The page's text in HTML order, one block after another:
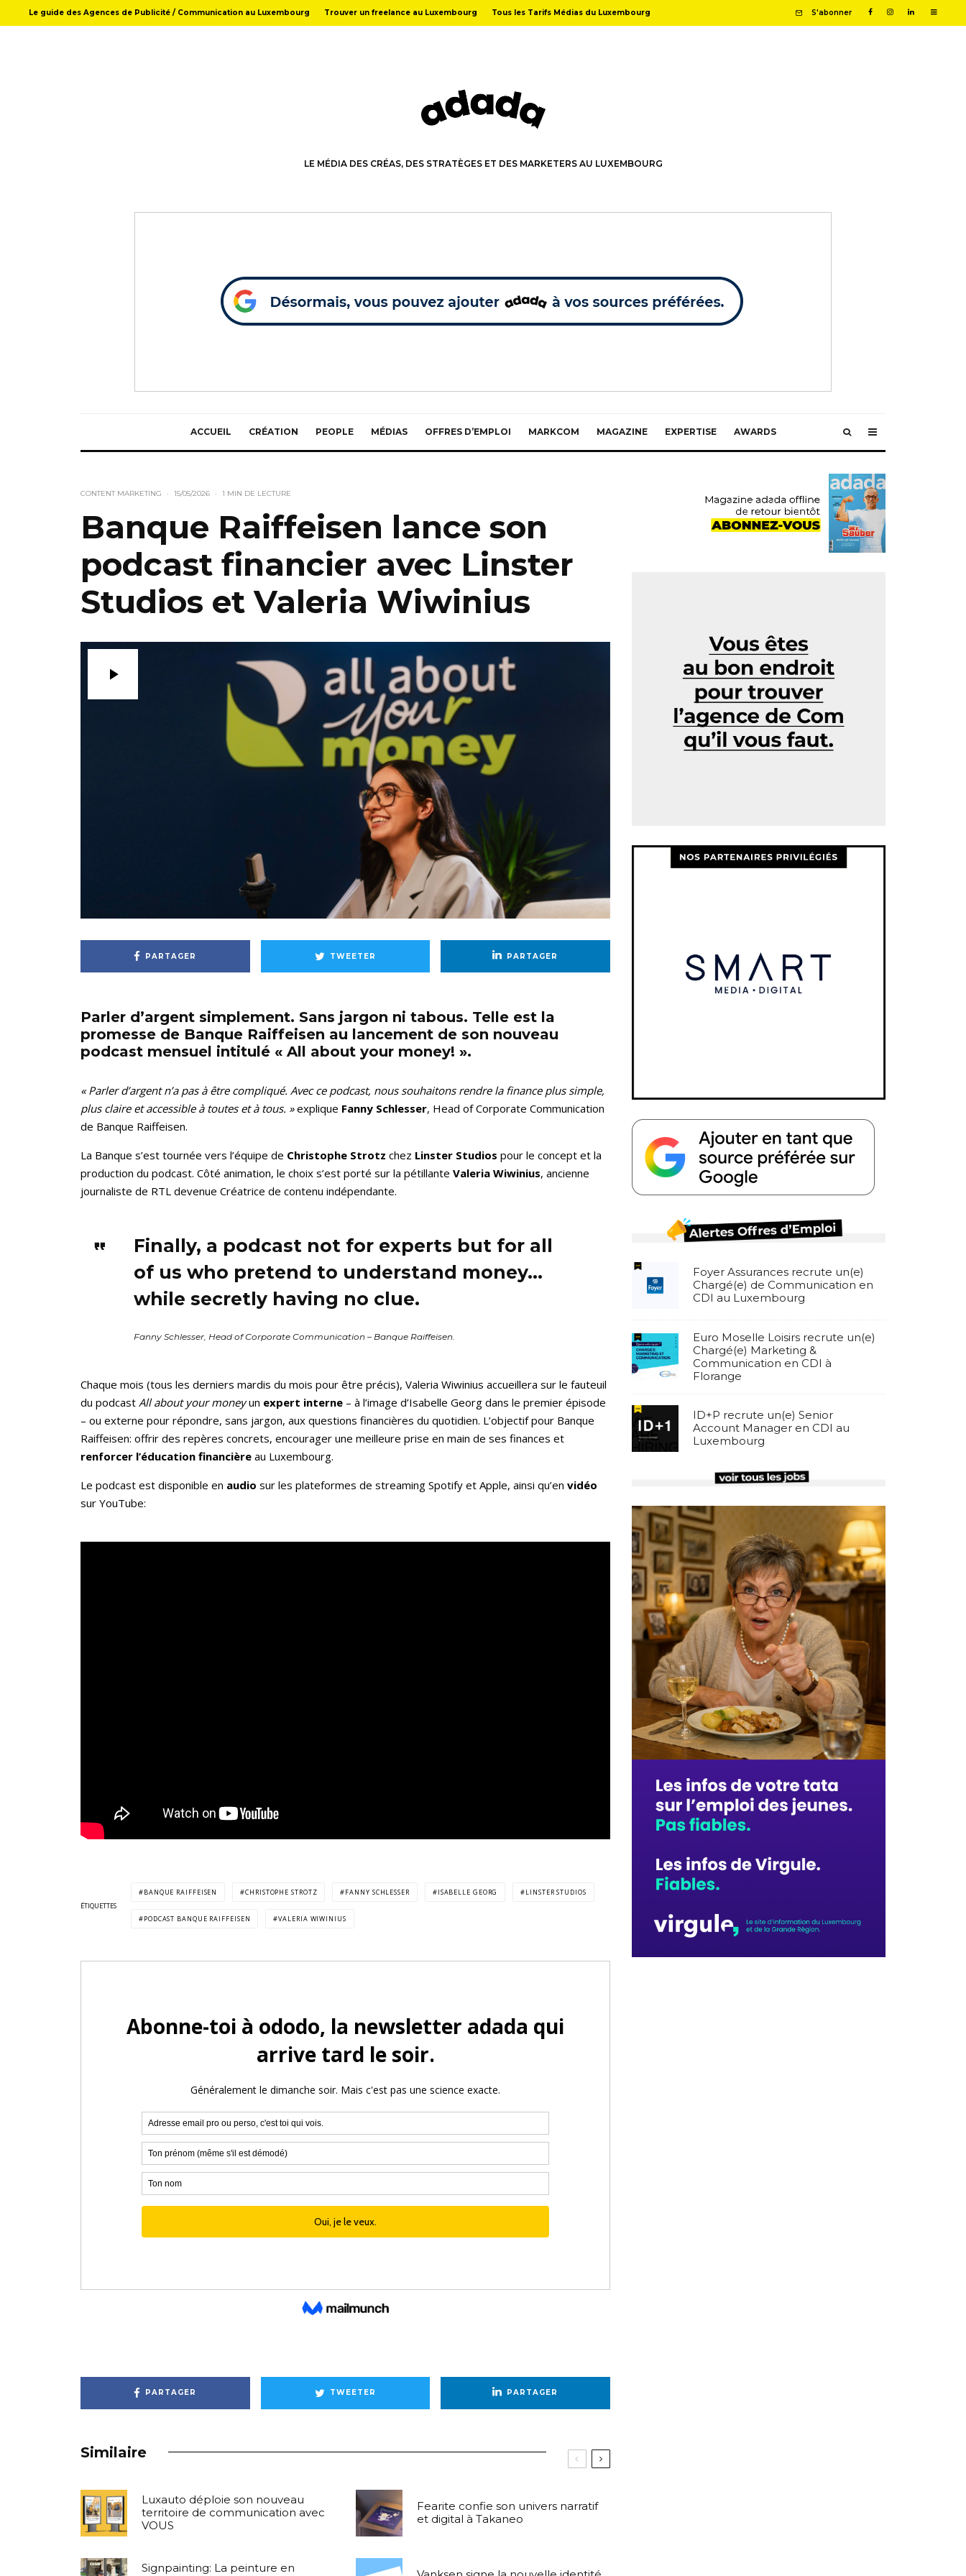
Le guide des Agences de Publicité / Communication au Luxembourg Trouver un freelance au Luxembourg Tous les Tarifs Médias du Luxembourg S'abonner
LE MÉDIA DES CRÉAS, DES STRATÈGES ET DES MARKETERS AU LUXEMBOURG
ACCUEIL CRÉATION PEOPLE MÉDIAS OFFRES D’EMPLOI MARKCOM MAGAZINE EXPERTISE AWARDS
CONTENT MARKETING · 15/05/2026 · 1 MIN DE LECTURE
Banque Raiffeisen lance son
podcast financier avec Linster
Studios et Valeria Wiwinius
PARTAGER TWEETER PARTAGER
Parler d’argent simplement. Sans jargon ni tabous. Telle est la
promesse de Banque Raiffeisen au lancement de son nouveau
podcast mensuel intitulé « All about your money! ».
« Parler d’argent n’a pas à être compliqué. Avec ce podcast, nous souhaitons rendre la finance plus simple,
plus claire et accessible à toutes et à tous. »explique Fanny Schlesser, Head of Corporate Communication
de Banque Raiffeisen.
La Banque s’est tournée vers l’équipe de Christophe Strotz chez Linster Studios pour le concept et la
production du podcast. Côté animation, le choix s’est porté sur la pétillante Valeria Wiwinius, ancienne
journaliste de RTL devenue Créatrice de contenu indépendante.
Finally, a podcast not for experts but for all
of us who pretend to understand money…
while secretly having no clue.
Fanny Schlesser, Head of Corporate Communication – Banque Raiffeisen.
Chaque mois (tous les derniers mardis du mois pour être précis), Valeria Wiwinius accueillera sur le fauteuil
du podcast All about your moneyun expert interne – à l’image d’Isabelle Georg dans le premier épisode
– ou externe pour répondre, sans jargon, aux questions financières du quotidien. L’objectif pour Banque
Raiffeisen: offrir des repères concrets, encourager une meilleure prise en main de ses finances et
renforcer l’éducation financière au Luxembourg.
Le podcast est disponible en audio sur les plateformes de streaming Spotify et Apple, ainsi qu’en vidéo
sur YouTube:
ÉTIQUETTES
BANQUE RAIFFEISEN CHRISTOPHE STROTZ FANNY SCHLESSER ISABELLE GEORG LINSTER STUDIOS
PODCAST BANQUE RAIFFEISEN VALERIA WIWINIUS
PARTAGER TWEETER PARTAGER
Similaire
Luxauto déploie son nouveau
territoire de communication avec
VOUS
Fearite confie son univers narratif
et digital à Takaneo
Signpainting: La peinture en
Foyer Assurances recrute un(e)
Chargé(e) de Communication en
CDI au Luxembourg
Euro Moselle Loisirs recrute un(e)
Chargé(e) Marketing &
Communication en CDI à
Florange
ID+P recrute un(e) Senior
Account Manager en CDI au
Luxembourg